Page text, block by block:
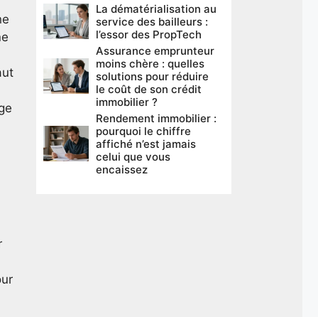
La dématérialisation au
service des bailleurs :
l’essor des PropTech
Assurance emprunteur
moins chère : quelles
solutions pour réduire
le coût de son crédit
immobilier ?
Rendement immobilier :
pourquoi le chiffre
affiché n’est jamais
celui que vous
encaissez